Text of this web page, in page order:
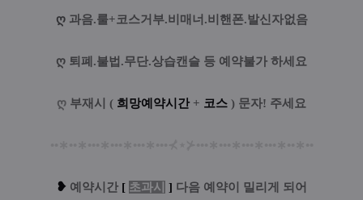
ღ 과음.룰+코스거부.비매너.비핸폰.발신자없음
ღ 퇴폐.불법.무단.상습캔슬 등 예약불가 하세요
ღ 부재시 ( 희망예약시간 + 코스 ) 문자! 주세요
❥ 예 약시간 [ 초과시 ] 다음 예약이 밀리게 되어